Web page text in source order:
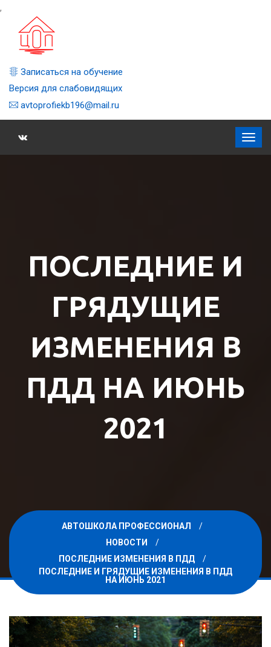
,
Записаться на обучение
Версия для слабовидящих
avtoprofiekb196@mail.ru
ПОСЛЕДНИЕ И
ГРЯДУЩИЕ
ИЗМЕНЕНИЯ В
ПДД НА ИЮНЬ
2021
АВТОШКОЛА ПРОФЕССИОНАЛ
НОВОСТИ
ПОСЛЕДНИЕ ИЗМЕНЕНИЯ В ПДД
ПОСЛЕДНИЕ И ГРЯДУЩИЕ ИЗМЕНЕНИЯ В ПДД
НА ИЮНЬ 2021